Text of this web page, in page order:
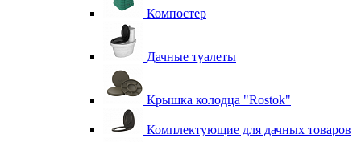
Компостер
Дачные туалеты
Крышка колодца "Rostok"
Комплектующие для дачных товаров